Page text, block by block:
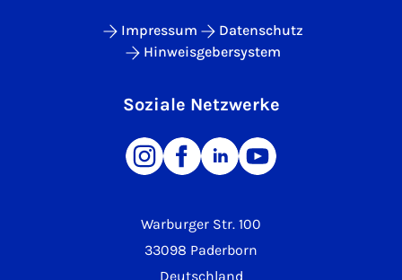
Warburger Str. 100
33098 Paderborn
Deutschland
Impressum
Datenschutz
Hinweisgebersystem
Soziale Netzwerke